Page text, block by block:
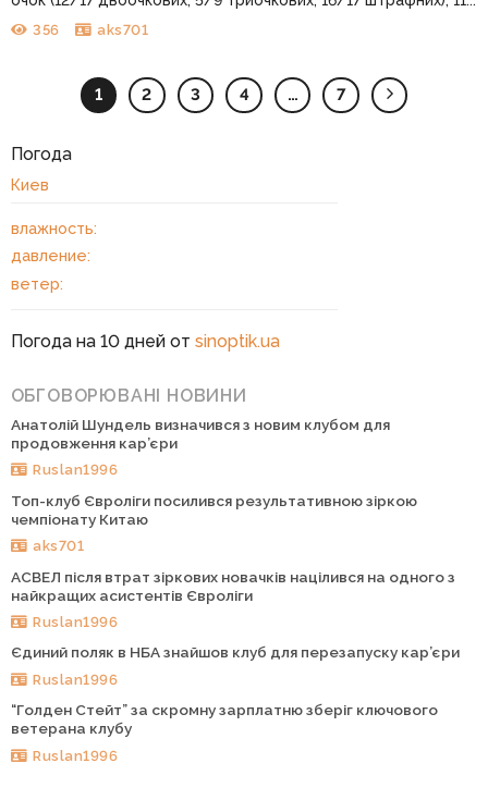
356 aks701
1 2 3 4 … 7
Погода
Киев
влажность:
давление:
ветер:
Погода на 10 дней от sinoptik.ua
ОБГОВОРЮВАНІ НОВИНИ
Анатолій Шундель визначився з новим клубом для
продовження кар’єри
Ruslan1996
Топ-клуб Євроліги посилився результативною зіркою
чемпіонату Китаю
aks701
АСВЕЛ після втрат зіркових новачків націлився на одного з
найкращих асистентів Євроліги
Ruslan1996
Єдиний поляк в НБА знайшов клуб для перезапуску кар’єри
Ruslan1996
“Голден Стейт” за скромну зарплатню зберіг ключового
ветерана клубу
Ruslan1996